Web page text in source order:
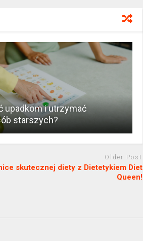
upadkom i utrzymać
starszych?
Older Post
skutecznej diety z Dietetykiem Diet
Queen!